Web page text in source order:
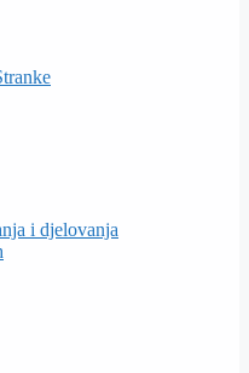
i djelovanja